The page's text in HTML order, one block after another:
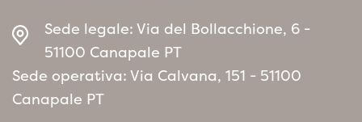
Sede legale: Via del Bollacchione, 6 -
51100 Canapale PT
Sede operativa: Via Calvana, 151 - 51100
Canapale PT